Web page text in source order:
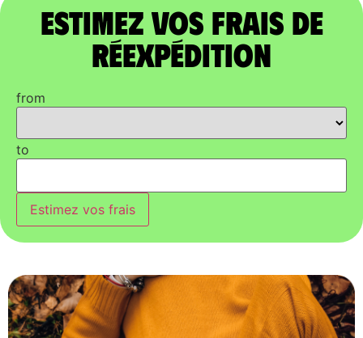
Estimez vos frais de
réexpédition
from
to
Estimez vos frais